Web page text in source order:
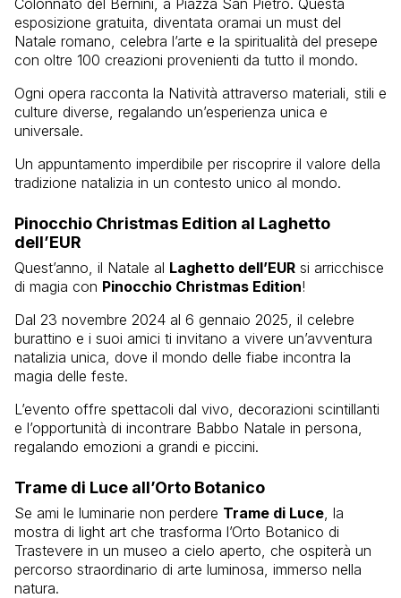
esposizione gratuita, diventata oramai un must del
Natale romano, celebra l’arte e la spiritualità del presepe
con oltre 100 creazioni provenienti da tutto il mondo.
Ogni opera racconta la Natività attraverso materiali, stili e
culture diverse, regalando un’esperienza unica e
universale.
Un appuntamento imperdibile per riscoprire il valore della
tradizione natalizia in un contesto unico al mondo.
Pinocchio Christmas Edition al Laghetto
dell’EUR
Quest’anno, il Natale al Laghetto dell’EUR si arricchisce
di magia con Pinocchio Christmas Edition!
Dal 23 novembre 2024 al 6 gennaio 2025, il celebre
burattino e i suoi amici ti invitano a vivere un’avventura
natalizia unica, dove il mondo delle fiabe incontra la
magia delle feste.
L’evento offre spettacoli dal vivo, decorazioni scintillanti
e l’opportunità di incontrare Babbo Natale in persona,
regalando emozioni a grandi e piccini.
Trame di Luce all’Orto Botanico
Se ami le luminarie non perdere Trame di Luce , la
mostra di light art che trasforma l’Orto Botanico di
Trastevere in un museo a cielo aperto, che ospiterà un
percorso straordinario di arte luminosa, immerso nella
natura.